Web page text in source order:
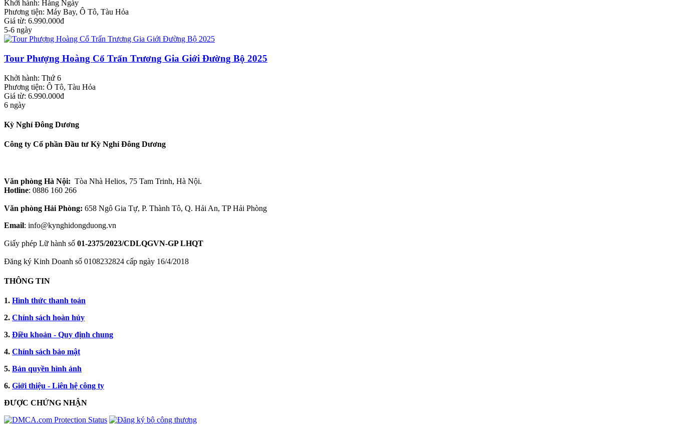
Khởi hành: Hàng Ngày
Phương tiện: Máy Bay, Ô Tô, Tàu Hỏa
Giá từ: 6.990.000đ
5-6 ngày
Tour Phượng Hoàng Cổ Trấn Trương Gia Giới Đường Bộ 2025
Khởi hành: Thứ 6
Phương tiện: Ô Tô, Tàu Hỏa
Giá từ: 6.990.000đ
6 ngày
Kỳ Nghỉ Đông Dương
Công ty Cổ phần Đầu tư Kỳ Nghỉ Đông Dương
Văn phòng Hà Nội: Tòa Nhà Helios, 75 Tam Trinh, Hà Nội.
Hotline: 0886 160 266
Văn phòng Hải Phòng: 658 Ngô Gia Tự, P. Thành Tô, Q. Hải An, TP Hải Phòng
Email: info@kynghidongduong.vn
Giấy phép Lữ hành số 01-2375/2023/CDLQGVN-GP LHQT
Đăng ký Kinh Doanh số 0108232824 cấp ngày 16/4/2018
THÔNG TIN
1. Hình thức thanh toán
2. Chính sách hoàn hủy
3. Điều khoản - Quy định chung
4. Chính sách bảo mật
5. Bản quyền hình ảnh
6. Giới thiệu - Liên hệ công ty
ĐƯỢC CHỨNG NHẬN​